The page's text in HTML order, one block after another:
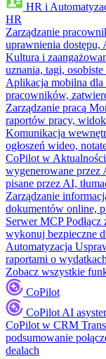
HR i
HR
Zarządzanie
uprawnienia
Kultura i
uznania, tagi,
Aplikacja mobilna dla
pracowników,
Zarządzanie pracą
raportów pracy,
Komunikacja
ogłoszeń wideo,
CoPilot w
wygenerowane przez
pisane przez AI,
Zarządzanie
dokumentów online,
Serwer MCP
wykonuj bezpieczne
Automatyzacja
raportami o
Zobacz wszystkie
CoPilot
CoPilot AI
CoPilot w CRM
podsumowanie
dealach